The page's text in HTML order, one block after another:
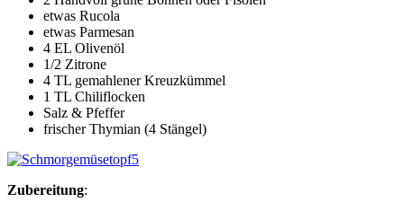
etwas Rucola
etwas Parmesan
4 EL Olivenöl
1/2 Zitrone
4 TL gemahlener Kreuzkümmel
1 TL Chiliflocken
Salz & Pfeffer
frischer Thymian (4 Stängel)
Zubereitung: